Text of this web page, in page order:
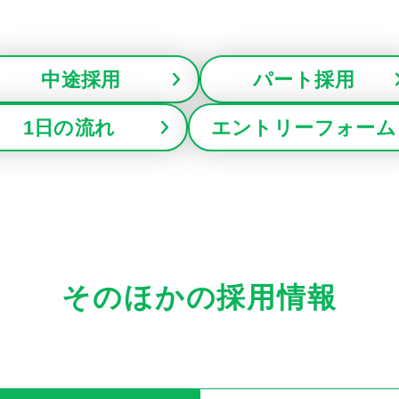
中途採用 パート採用
1日の流れ エントリーフォーム
そのほかの採用情報